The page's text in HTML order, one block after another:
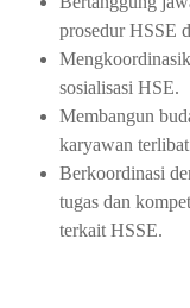
prosedur HSSE
sosialisasi HSE.
Membangun
karyawan
Berkoordinasi
tugas dan
terkait HSSE.